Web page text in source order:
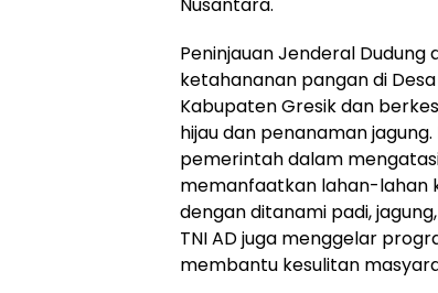
Nusantara.
Peninjauan Jenderal
ketahananan pangan di
Kabupaten Gresik dan
hijau dan penanaman
pemerintah dalam
memanfaatkan lahan-lahan
dengan ditanami padi,
TNI AD juga menggelar
membantu kesulitan